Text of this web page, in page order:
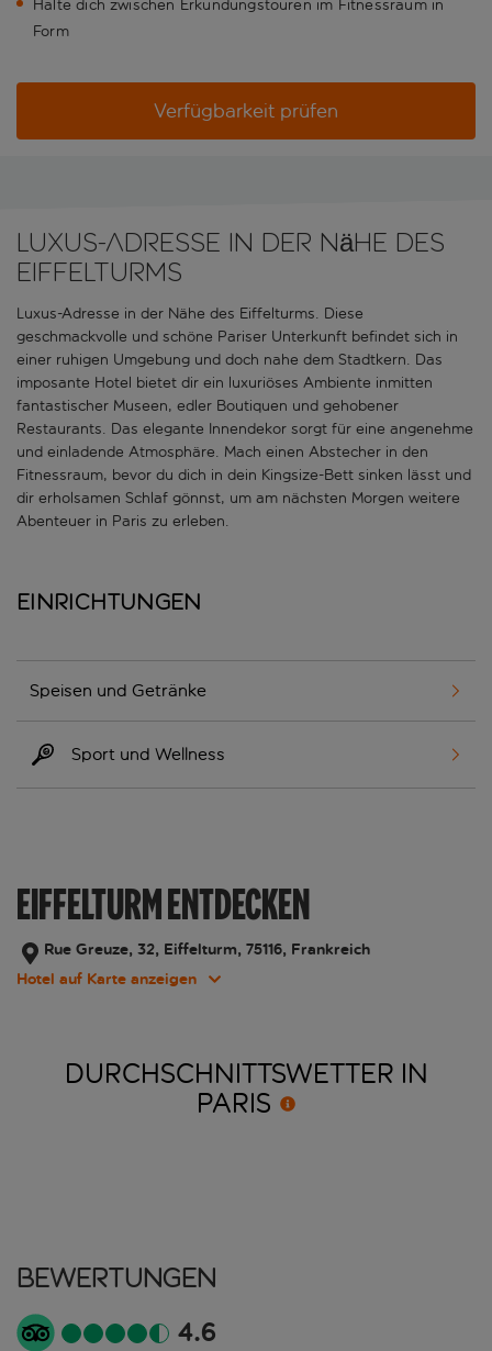
Halte dich zwischen Erkundungstouren im Fitnessraum in
Form
Verfügbarkeit prüfen
Luxus-Adresse in der Nähe des
Eiffelturms
Luxus-Adresse in der Nähe des Eiffelturms. Diese
geschmackvolle und schöne Pariser Unterkunft befindet sich in
einer ruhigen Umgebung und doch nahe dem Stadtkern. Das
imposante Hotel bietet dir ein luxuriöses Ambiente inmitten
fantastischer Museen, edler Boutiquen und gehobener
Restaurants. Das elegante Innendekor sorgt für eine angenehme
und einladende Atmosphäre. Mach einen Abstecher in den
Fitnessraum, bevor du dich in dein Kingsize-Bett sinken lässt und
dir erholsamen Schlaf gönnst, um am nächsten Morgen weitere
Abenteuer in Paris zu erleben.
Einrichtungen
Speisen und Getränke
Sport und Wellness
EIFFELTURM ENTDECKEN
Rue Greuze, 32, Eiffelturm, 75116, Frankreich
Hotel auf Karte anzeigen
DURCHSCHNITTSWETTER IN
PARIS
Bewertungen
4.6